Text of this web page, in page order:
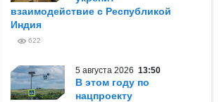
взаимодействие с Республикой
Индия
622
5 августа 2026 13:50
В этом году по
нацпроекту